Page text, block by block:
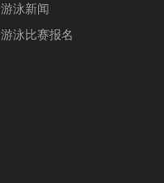
游泳新闻
游泳比赛报名